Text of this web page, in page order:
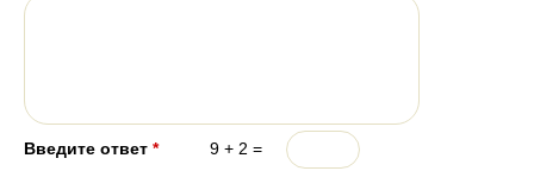
Введите ответ * 9 + 2 =